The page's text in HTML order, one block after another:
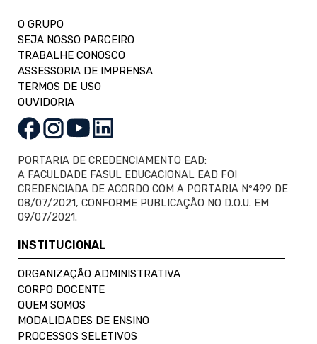
O GRUPO
SEJA NOSSO PARCEIRO
TRABALHE CONOSCO
ASSESSORIA DE IMPRENSA
TERMOS DE USO
OUVIDORIA
PORTARIA DE CREDENCIAMENTO EAD:
A FACULDADE FASUL EDUCACIONAL EAD FOI
CREDENCIADA DE ACORDO COM A PORTARIA Nº499 DE
08/07/2021, CONFORME PUBLICAÇÃO NO D.O.U. EM
09/07/2021.
INSTITUCIONAL
ORGANIZAÇÃO ADMINISTRATIVA
CORPO DOCENTE
QUEM SOMOS
MODALIDADES DE ENSINO
PROCESSOS SELETIVOS